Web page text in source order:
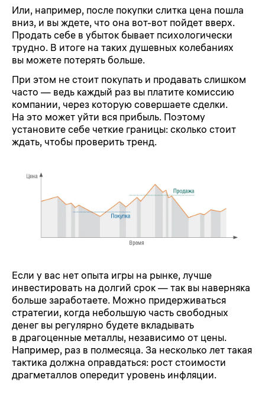
Или, например, после покупки слитка цена пошла
вниз, и вы ждете, что она вот-вот пойдет вверх.
Продать себе в убыток бывает психологически
трудно. В итоге на таких душевных колебаниях
вы можете потерять больше.
При этом не стоит покупать и продавать слишком
часто — ведь каждый раз вы платите комиссию
компании, через которую совершаете сделки.
На это может уйти вся прибыль. Поэтому
установите себе четкие границы: сколько стоит
ждать, чтобы проверить тренд.
Если у вас нет опыта игры на рынке, лучше
инвестировать на долгий срок — так вы наверняка
больше заработаете. Можно придерживаться
стратегии, когда небольшую часть свободных
денег вы регулярно будете вкладывать
в драгоценные металлы, независимо от цены.
Например, раз в полмесяца. За несколько лет такая
тактика должна оправдаться: рост стоимости
драгметаллов опередит уровень инфляции.